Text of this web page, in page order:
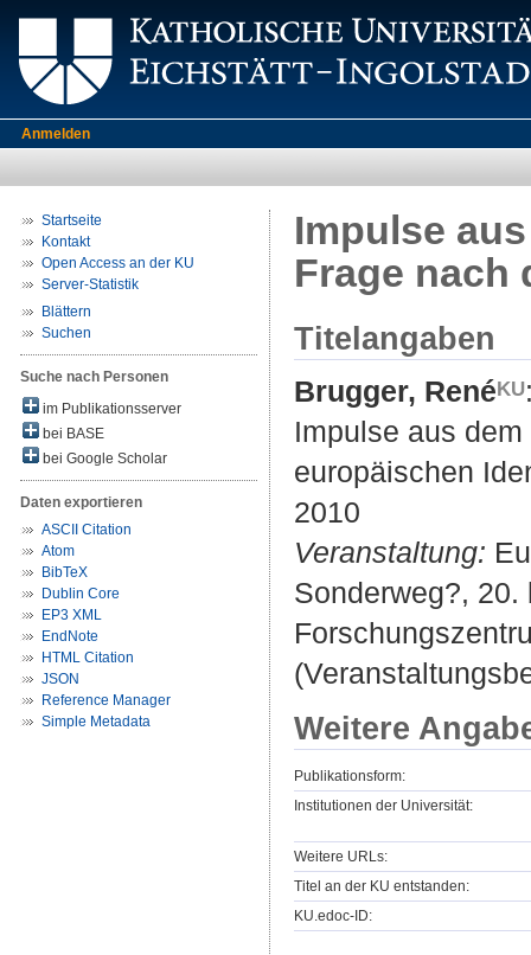
Anmelden
Startseite
Kontakt
Open Access an der KU
Server-Statistik
Blättern
Suchen
Suche nach Personen
im Publikationsserver
bei BASE
bei Google Scholar
Daten exportieren
ASCII Citation
Atom
BibTeX
Dublin Core
EP3 XML
EndNote
HTML Citation
JSON
Reference Manager
Simple Metadata
Impulse
Frage nach
Titelangaben
Brugger, René
Impulse aus
europäischen
2010
Veranstaltung:
Sonderweg?,
Weitere
Publikationsform:
Institutionen der Universität:
Weitere URLs:
Titel an der KU entstanden:
KU.edoc-ID: